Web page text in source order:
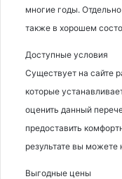
многие годы.
также в хорошем
Доступные условия
Существует на сайте
которые
оценить данный
предоставить
результате вы можете
Выгодные цены